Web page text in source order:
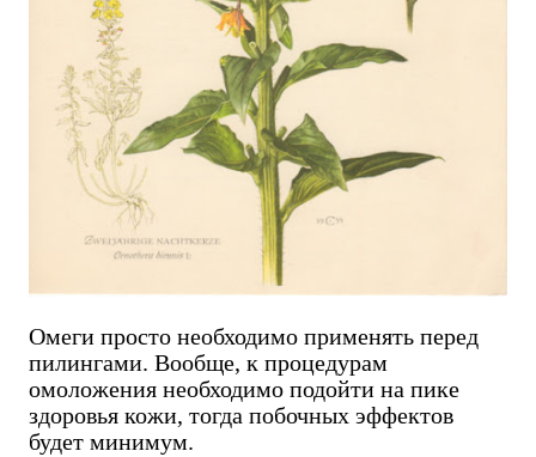
Омеги просто необходимо применять перед
пилингами. Вообще, к процедурам
омоложения необходимо подойти на пике
здоровья кожи, тогда побочных эффектов
будет минимум.